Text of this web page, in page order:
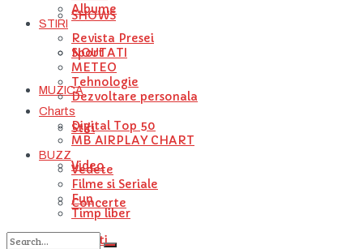
SHOWS
NOUTATI
MUZICA
Stiri
Video
Concerte
Artisti
Albume
STIRI
Revista Presei
Sport
METEO
Tehnologie
Dezvoltare personala
Charts
Digital Top 50
MB AIRPLAY CHART
BUZZ
Vedete
Filme si Seriale
Fun
Timp liber